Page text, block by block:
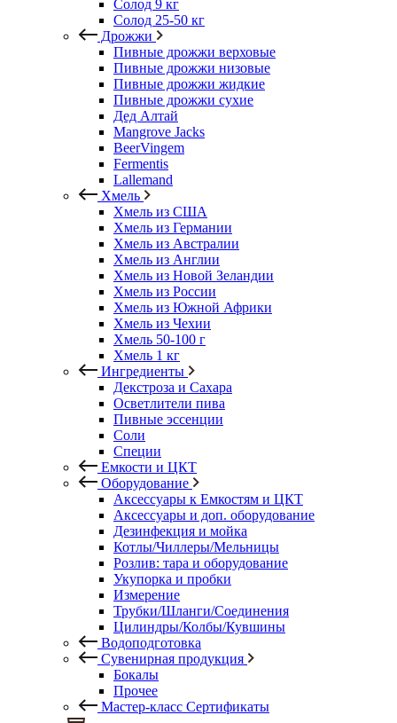
Солод 9 кг
Солод 25-50 кг
Дрожжи
Пивные дрожжи верховые
Пивные дрожжи низовые
Пивные дрожжи жидкие
Пивные дрожжи сухие
Дед Алтай
Mangrove Jacks
BeerVingem
Fermentis
Lallemand
Хмель
Хмель из США
Хмель из Германии
Хмель из Австралии
Хмель из Англии
Хмель из Новой Зеландии
Хмель из России
Хмель из Южной Африки
Хмель из Чехии
Хмель 50-100 г
Хмель 1 кг
Ингредиенты
Декстроза и Сахара
Осветлители пива
Пивные эссенции
Соли
Специи
Емкости и ЦКТ
Оборудование
Аксессуары к Емкостям и ЦКТ
Аксессуары и доп. оборудование
Дезинфекция и мойка
Котлы/Чиллеры/Мельницы
Розлив: тара и оборудование
Укупорка и пробки
Измерение
Трубки/Шланги/Соединения
Цилиндры/Колбы/Кувшины
Водоподготовка
Сувенирная продукция
Бокалы
Прочее
Мастер-класс Сертификаты